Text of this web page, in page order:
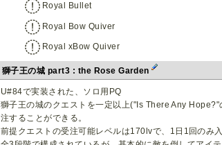
Royal Bullet
Royal Bow Quiver
Royal xBow Quiver
獅子王の城 part3 : the Rose Garden
U#84で実装された、ソロ用PQ
獅子王の城のクエストを一定以上("Is There Any
注することができる。
前提クエストの受注可能レベルは170lvで、1日1回のみ入